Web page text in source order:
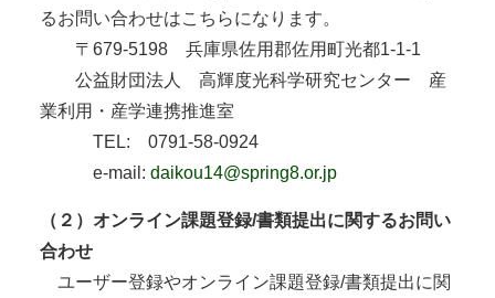
るお問い合わせはこちらになります。
〒679-5198 兵庫県佐用郡佐用町光都1-1-1
公益財団法人 高輝度光科学研究センター 産
業利用・産学連携推進室
TEL: 0791-58-0924
e-mail: daikou14@spring8.or.jp
（２）オンライン課題登録/書類提出に関するお問い
合わせ
ユーザー登録やオンライン課題登録/書類提出に関